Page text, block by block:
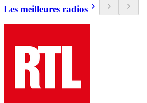
Les meilleures radios